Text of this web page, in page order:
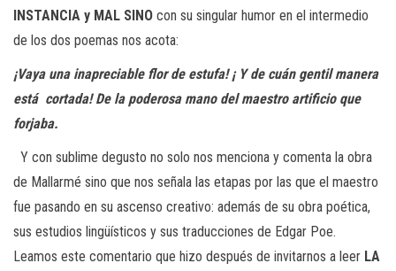
INSTANCIA y MAL SINO con su singular humor en el intermedio
de los dos poemas nos acota:
¡Vaya una inapreciable flor de estufa! ¡ Y de cuán gentil manera
está cortada! De la poderosa mano del maestro artificio que
forjaba.
Y con sublime degusto no solo nos menciona y comenta la obra
de Mallarmé sino que nos señala las etapas por las que el maestro
fue pasando en su ascenso creativo: además de su obra poética,
sus estudios lingüísticos y sus traducciones de Edgar Poe.
Leamos este comentario que hizo después de invitarnos a leer LA